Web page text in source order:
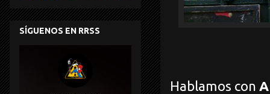
Hablamos con
SÍGUENOS EN RRSS